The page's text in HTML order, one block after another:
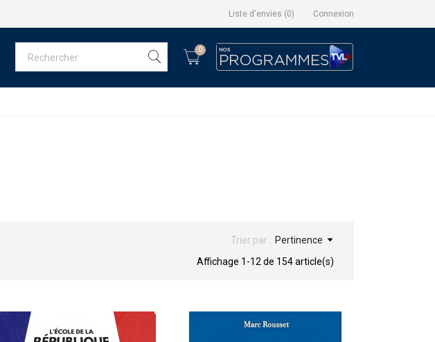
Liste d'envies (0) Connexion
0
Trier par : Pertinence
Affichage 1-12 de 154 article(s)